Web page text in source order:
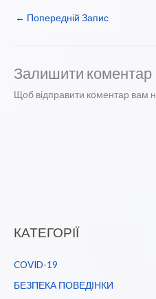
← Попередній Запис
Залишити коментар
Щоб відправити коментар вам
КАТЕГОРІЇ
COVID-19
БЕЗПЕКА ПОВЕДІНКИ